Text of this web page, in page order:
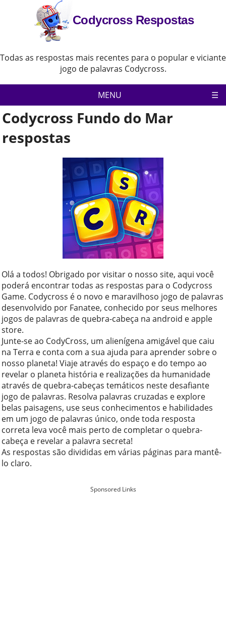
Codycross Respostas
Todas as respostas mais recentes para o popular e viciante
jogo de palavras Codycross.
MENU
Pagina inicial Política de Privacidade
Aviso Legal
Codycross Fundo do Mar
respostas
Olá a todos! Obrigado por visitar o nosso site, aqui você
poderá encontrar todas as respostas para o Codycross
Game. Codycross é o novo e maravilhoso jogo de palavras
desenvolvido por Fanatee, conhecido por seus melhores
jogos de palavras de quebra-cabeça na android e apple
store.
Junte-se ao CodyCross, um alienígena amigável que caiu
na Terra e conta com a sua ajuda para aprender sobre o
nosso planeta! Viaje através do espaço e do tempo ao
revelar o planeta história e realizações da humanidade
através de quebra-cabeças temáticos neste desafiante
jogo de palavras. Resolva palavras cruzadas e explore
belas paisagens, use seus conhecimentos e habilidades
em um jogo de palavras único, onde toda resposta
correta leva você mais perto de completar o quebra-
cabeça e revelar a palavra secreta!
As respostas são divididas em várias páginas para mantê-
lo claro.
Sponsored Links